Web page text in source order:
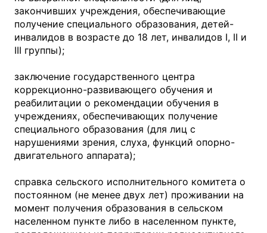
закончивших учреждения, обеспечивающие
получение специального образования, детей-
инвалидов в возрасте до 18 лет, инвалидов I, II и
III группы);
заключение государственного центра
коррекционно-развивающего обучения и
реабилитации о рекомендации обучения в
учреждениях, обеспечивающих получение
специального образования (для лиц с
нарушениями зрения, слуха, функций опорно-
двигательного аппарата);
справка сельского исполнительного комитета о
постоянном (не менее двух лет) проживании на
момент получения образования в сельском
населенном пункте либо в населенном пункте,